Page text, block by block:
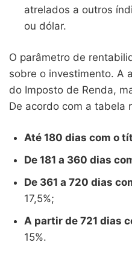
atrelados a outros
ou dólar.
O parâmetro de
sobre o investimento. A
do Imposto de Renda,
De acordo com a tabela
Até 180 dias com o
De 181 a 360 dias
De 361 a 720 dias
17,5%;
A partir de 721 dias
15%.